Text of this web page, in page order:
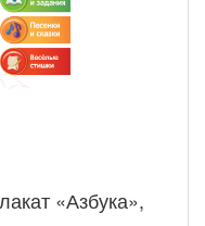
«Азбука»,